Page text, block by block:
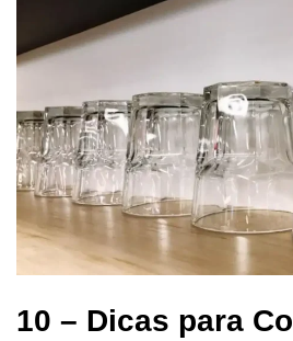
10 – Dicas para